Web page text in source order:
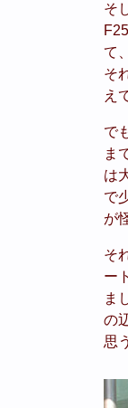
そ
て
そ
え
で
ま
は
で
が
そ
ー
ま
の
思